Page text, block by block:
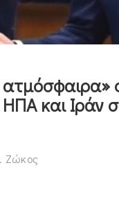
ατμόσφαιρα»
ΗΠΑ και Ιράν
Ζώκος